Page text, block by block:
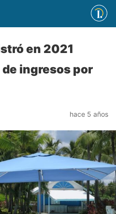
en 2021
ingresos por
hace 5 años